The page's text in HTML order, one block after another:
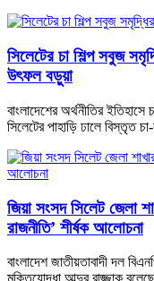
সিলেটের চা শিল্প সবুজ
উৎফল বড়ুয়া
বাংলাদেশের অর্থনীতির
সিলেটের পাহাড়ি ঢালে বিস্তৃত
জিয়া সংসদ সিলেট জেলা
রাজনীতি’ শীর্ষক আলোচনা
বাংলাদেশ জাতীয়তাবাদী দল